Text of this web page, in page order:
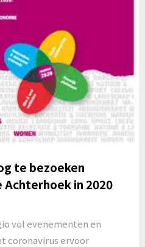
te bezoeken
in 2020
vol evenementen en
coronavirus ervoor